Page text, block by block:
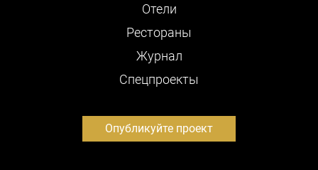
Отели
Рестораны
Журнал
Cпецпроекты
Опубликуйте проект